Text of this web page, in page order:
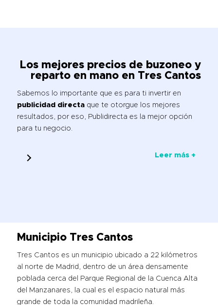
Los mejores precios de buzoneo y
reparto en mano en Tres Cantos
Sabemos lo importante que es para ti invertir en
publicidad directa que te otorgue los mejores
resultados, por eso, Publidirecta es la mejor opción
para tu negocio.
Leer más +
Municipio Tres Cantos
Tres Cantos es un municipio ubicado a 22 kilómetros
al norte de Madrid, dentro de un área densamente
poblada cerca del Parque Regional de la Cuenca Alta
del Manzanares, la cual es el espacio natural más
grande de toda la comunidad madrileña.